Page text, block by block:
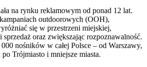
na rynku reklamowym od ponad 12 lat.
outdoorowych (OOH),
się w przestrzeni miejskiej,
oraz zwiększając rozpoznawalność.
nośników w całej Polsce – od Warszawy,
Trójmiasto i mniejsze miasta.